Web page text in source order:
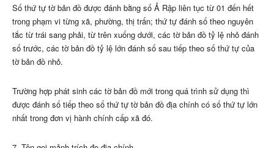
Số thứ tự tờ bản đồ được đánh bằng số Ả Rập liên tục từ 01 đến hết
trong phạm vi từng xã, phường, thị trấn; thứ tự đánh số theo nguyên
tắc từ trái sang phải, từ trên xuống dưới, các tờ bản đồ tỷ lệ nhỏ đánh
số trước, các tờ bản đồ tỷ lệ lớn đánh số sau tiếp theo số thứ tự của
tờ bản đồ nhỏ.
Trường hợp phát sinh các tờ bản đồ mới trong quá trình sử dụng thì
được đánh số tiếp theo số thứ tự tờ bản đồ địa chính có số thứ tự lớn
nhất trong đơn vị hành chính cấp xã đó.